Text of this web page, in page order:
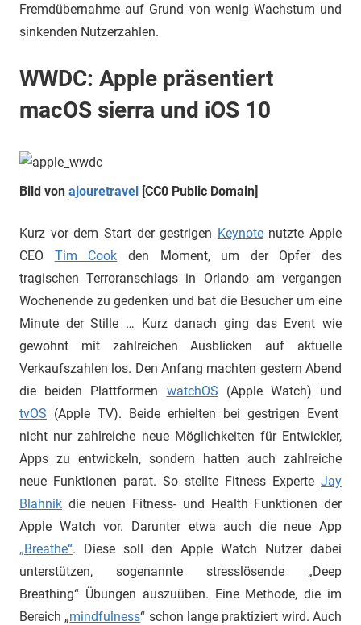
Fremdübernahme auf Grund von wenig Wachstum und
sinkenden Nutzerzahlen.
WWDC: Apple präsentiert
macOS sierra und iOS 10
Bild von ajouretravel [CC0 Public Domain]
Kurz vor dem Start der gestrigen Keynotenutzte Apple
CEO Tim Cook den Moment, um der Opfer des
tragischen Terroranschlags in Orlando am vergangen
Wochenende zu gedenken und bat die Besucher um eine
Minute der Stille … Kurz danach ging das Event wie
gewohnt mit zahlreichen Ausblicken auf aktuelle
Verkaufszahlen los. Den Anfang machten gestern Abend
die beiden Plattformen watchOS (Apple Watch) und
tvOS (Apple TV). Beide erhielten bei gestrigen Event
nicht nur zahlreiche neue Möglichkeiten für Entwickler,
Apps zu entwickeln, sondern hatten auch zahlreiche
neue Funktionen parat. So stellte Fitness Experte Jay
Blahnik die neuen Fitness- und Health Funktionen der
Apple Watch vor. Darunter etwa auch die neue App
„Breathe“. Diese soll den Apple Watch Nutzer dabei
unterstützen, sogenannte stresslösende „Deep
Breathing“ Übungen auszuüben. Eine Methode, die im
Bereich „mindfulness“ schon lange praktiziert wird. Auch